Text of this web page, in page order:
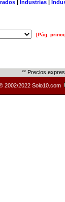
| Industrias |
[Pág.
** Precios
2002/2022 Solo10.com